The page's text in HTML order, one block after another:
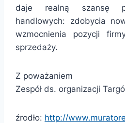
daje realną szansę
handlowych: zdobycia
wzmocnienia pozycji
sprzedaży.
Z poważaniem
Zespół ds. organizacji
źrodło: http://